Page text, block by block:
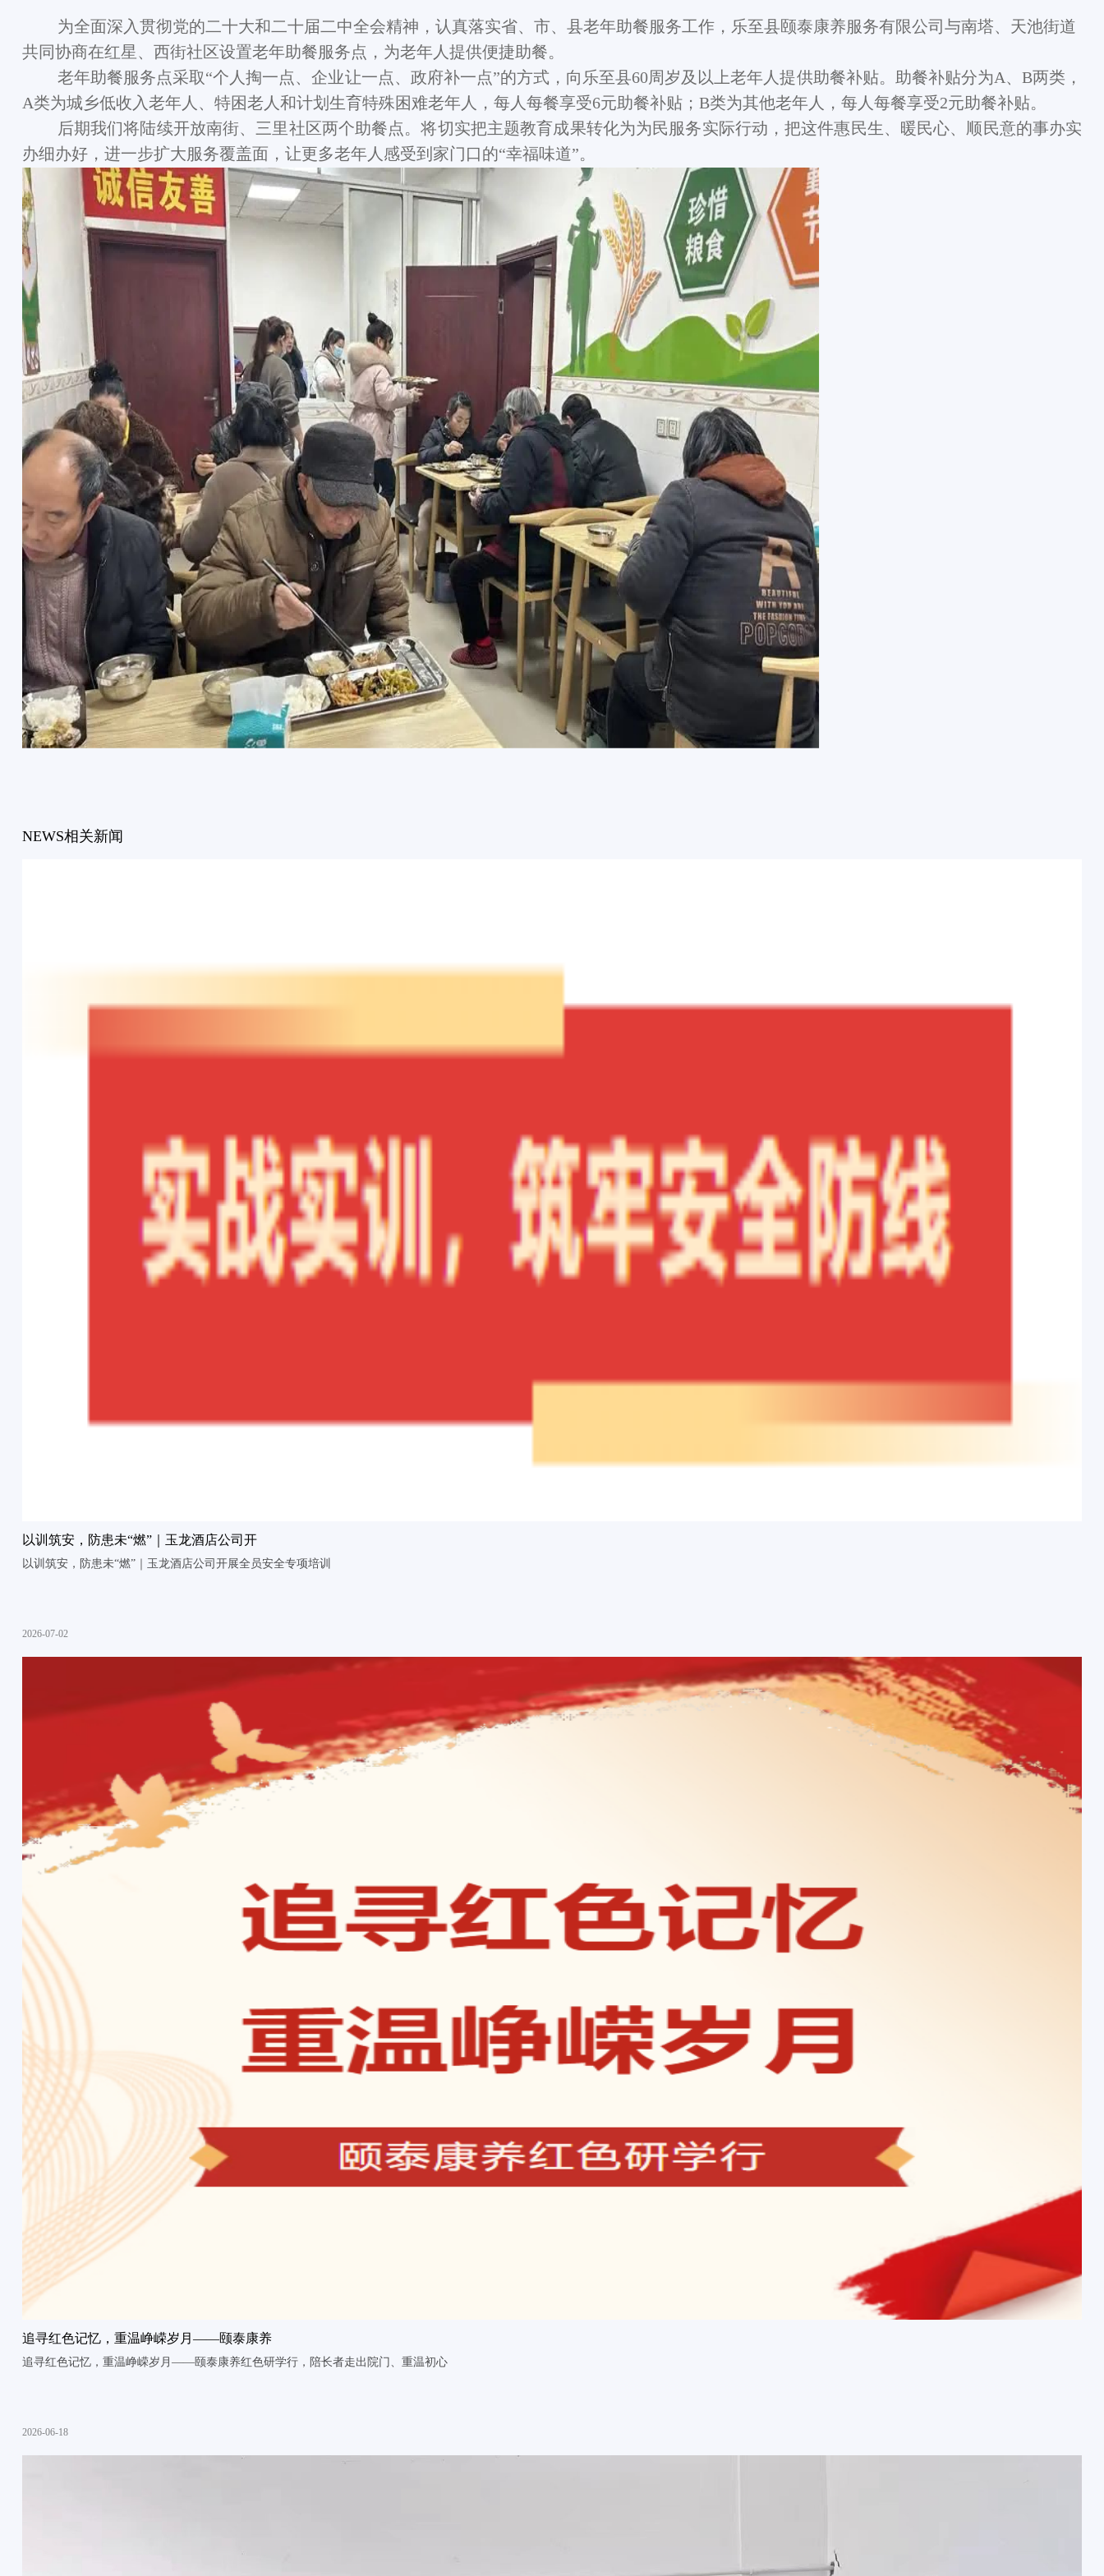
为全面深入贯彻党的二十大和二十届二中全会精神，认真落实省、市、县老年助餐服务工作，乐至县颐泰康养服务有限公司与南塔、天池街道
共同协商在红星、西街社区设置老年助餐服务点，为老年人提供便捷助餐。
老年助餐服务点采取“个人掏一点、企业让一点、政府补一点”的方式，向乐至县60周岁及以上老年人提供助餐补贴。助餐补贴分为A、B两类，
A类为城乡低收入老年人、特困老人和计划生育特殊困难老年人，每人每餐享受6元助餐补贴；B类为其他老年人，每人每餐享受2元助餐补贴。
后期我们将陆续开放南街、三里社区两个助餐点。将切实把主题教育成果转化为为民服务实际行动，把这件惠民生、暖民心、顺民意的事办实
办细办好，进一步扩大服务覆盖面，让更多老年人感受到家门口的“幸福味道”。
NEWS相关新闻
以训筑安，防患未“燃”｜玉龙酒店公司开
以训筑安，防患未“燃”｜玉龙酒店公司开展全员安全专项培训
2026-07-02
追寻红色记忆，重温峥嵘岁月——颐泰康养
追寻红色记忆，重温峥嵘岁月——颐泰康养红色研学行，陪长者走出院门、重温初心
2026-06-18